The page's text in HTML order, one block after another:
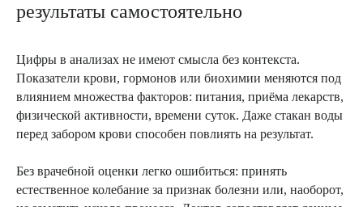
результаты самостоятельно
Цифры в анализах не имеют смысла без контекста.
Показатели крови, гормонов или биохимии меняются под
влиянием множества факторов: питания, приёма лекарств,
физической активности, времени суток. Даже стакан воды
перед забором крови способен повлиять на результат.
Без врачебной оценки легко ошибиться: принять
естественное колебание за признак болезни или, наоборот,